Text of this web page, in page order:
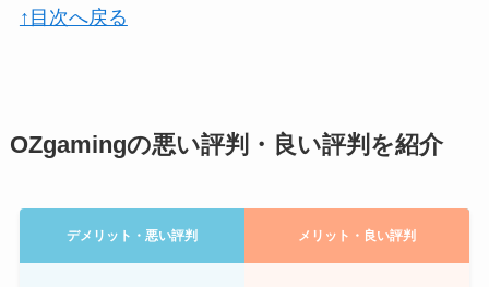
↑目次へ戻る
OZgamingの悪い評判・良い評判を紹介
デメリット・悪い評判 メリット・良い評判